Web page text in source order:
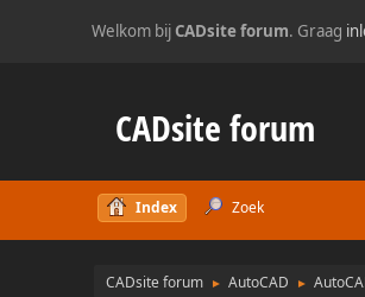
Welkom bij CADsite forum. Graag
CADsite forum
Index Zoek
CADsite forum ► AutoCAD ►